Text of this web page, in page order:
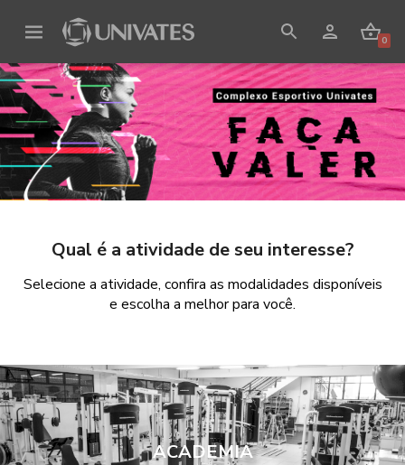
0
Home
Minhas matrículas
Recuperar aula
Cadastro de cartão
Meus cartões
Complexo esportivo
Copa Univates/DCE
Qual é a atividade de seu interesse?
Selecione a atividade, confira as modalidades disponíveis
e escolha a melhor para você.
ACADEMIA